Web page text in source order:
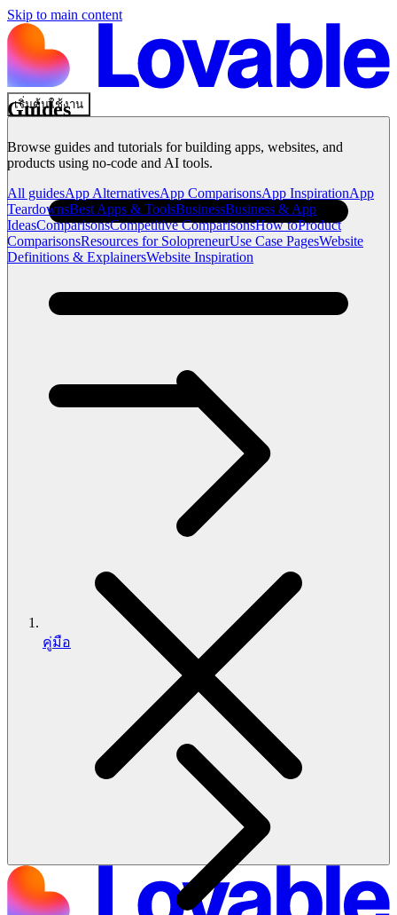
Skip to main content
เริ่มต้นใช้งาน
Guides
Browse guides and tutorials for building apps, websites, and
products using no-code and AI tools.
All guidesApp AlternativesApp ComparisonsApp InspirationApp
TeardownsBest Apps & ToolsBusinessBusiness & App
IdeasComparisonsCompetitive ComparisonsHow toProduct
ComparisonsResources for SolopreneurUse Case PagesWebsite
Definitions & ExplainersWebsite Inspiration
คู่มือ